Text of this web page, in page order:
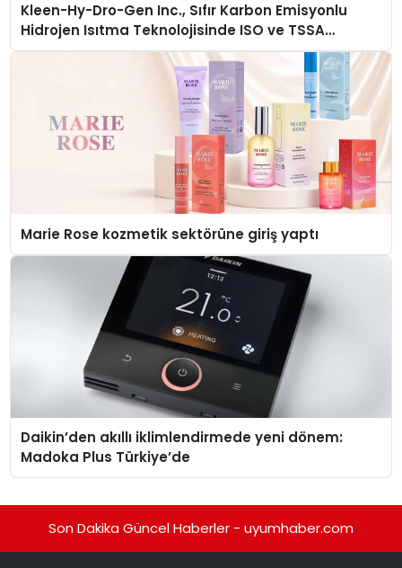
Kleen-Hy-Dro-Gen Inc., Sıfır Karbon Emisyonlu
Hidrojen Isıtma Teknolojisinde ISO ve TSSA
Düzenleyici Onaylarını Aldı
Marie Rose kozmetik sektörüne giriş yaptı
Daikin’den akıllı iklimlendirmede yeni dönem:
Madoka Plus Türkiye’de
Son Dakika Güncel Haberler - uyumhaber.com